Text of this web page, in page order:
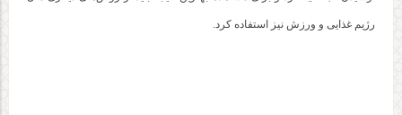
رژیم غذایی و ورزش نیز استفاده کرد.